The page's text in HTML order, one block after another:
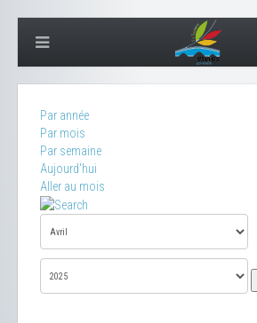
Par année
Par mois
Par semaine
Aujourd'hui
Aller au mois